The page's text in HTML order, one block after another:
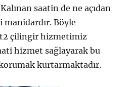
saatin de ne açıdan
Böyle
çilingir hizmetimiz
hizmet sağlayarak bu
kurtarmaktadır.